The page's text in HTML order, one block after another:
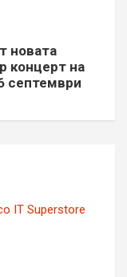
новата
концерт на
септември
IT Superstore